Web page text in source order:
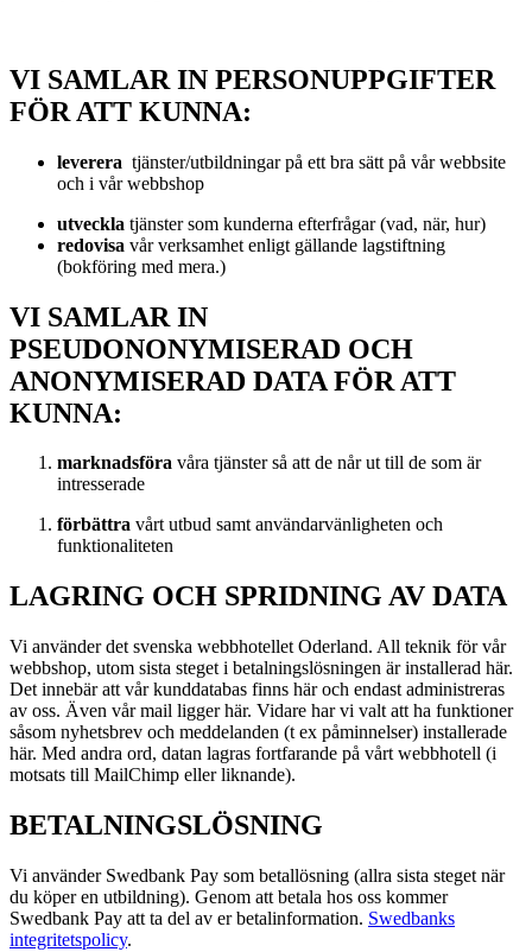
VI SAMLAR IN PERSONUPPGIFTER
FÖR ATT KUNNA:
leverera tjänster/utbildningar på ett bra sätt på vår webbsite
och i vår webbshop
utveckla tjänster som kunderna efterfrågar (vad, när, hur)
redovisa vår verksamhet enligt gällande lagstiftning
(bokföring med mera.)
VI SAMLAR IN
PSEUDONONYMISERAD OCH
ANONYMISERAD DATA FÖR ATT
KUNNA:
marknadsföra våra tjänster så att de når ut till de som är
intresserade
förbättra vårt utbud samt användarvänligheten och
funktionaliteten
LAGRING OCH SPRIDNING AV DATA
Vi använder det svenska webbhotellet Oderland. All teknik för vår
webbshop, utom sista steget i betalningslösningen är installerad här.
Det innebär att vår kunddatabas finns här och endast administreras
av oss. Även vår mail ligger här. Vidare har vi valt att ha funktioner
såsom nyhetsbrev och meddelanden (t ex påminnelser) installerade
här. Med andra ord, datan lagras fortfarande på vårt webbhotell (i
motsats till MailChimp eller liknande).
BETALNINGSLÖSNING
Vi använder Swedbank Pay som betallösning (allra sista steget när
du köper en utbildning). Genom att betala hos oss kommer
Swedbank Pay att ta del av er betalinformation. Swedbanks
integritetspolicy.